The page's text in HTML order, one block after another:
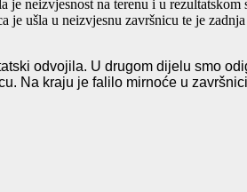
je neizvjesnost na terenu i u
ušla u neizvjesnu završnicu te je
odvojila. U drugom dijelu smo
Na kraju je falilo mirnoće u